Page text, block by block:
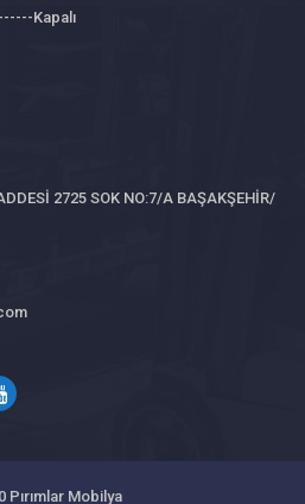
Kapalı
2725 SOK NO:7/A BAŞAKŞEHİR/
Pırımlar Mobilya